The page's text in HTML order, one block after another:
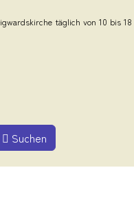
täglich von 10 bis
Suchen